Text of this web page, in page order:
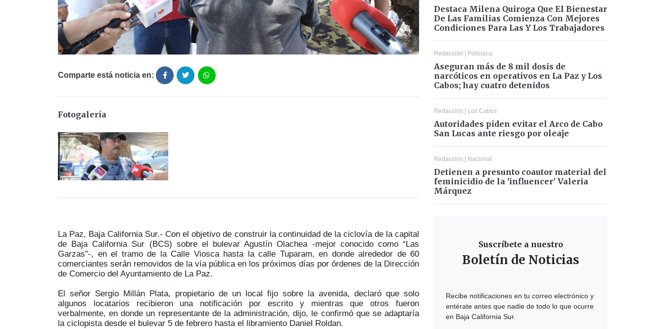
Comparte está noticia en:
Fotogalería
La Paz, Baja California Sur.- Con el objetivo de construir la continuidad de la ciclovía de la capital
de Baja California Sur (BCS) sobre el bulevar Agustín Olachea -mejor conocido como “Las
Garzas”-, en el tramo de la Calle Viosca hasta la calle Tuparam, en donde alrededor de 60
comerciantes serán removidos de la vía pública en los próximos días por órdenes de la Dirección
de Comercio del Ayuntamiento de La Paz.
El señor Sergio Millán Plata, propietario de un local fijo sobre la avenida, declaró que solo
algunos locatarios recibieron una notificación por escrito y mientras que otros fueron
verbalmente, en donde un representante de la administración, dijo, le confirmó que se adaptaría
la ciclopista desde el bulevar 5 de febrero hasta el libramiento Daniel Roldan.
Destaca Milena Quiroga Que El Bienestar
De Las Familias Comienza Con Mejores
Condiciones Para Las Y Los Trabajadores
Redacción | Policiaca
Aseguran más de 8 mil dosis de
narcóticos en operativos en La Paz y Los
Cabos; hay cuatro detenidos
Redacción | Los Cabos
Autoridades piden evitar el Arco de Cabo
San Lucas ante riesgo por oleaje
Redacción | Nacional
Detienen a presunto coautor material del
feminicidio de la 'influencer' Valeria
Márquez
Suscríbete a nuestro
Boletín de Noticias
Recibe notificaciones en tu correo electrónico y
entérate antes que nadie de todo lo que ocurre
en Baja California Sur.